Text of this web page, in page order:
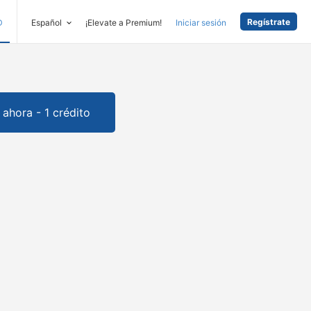
Español ¡Elevate a Premium! Iniciar sesión Regístrate
ahora - 1 crédito